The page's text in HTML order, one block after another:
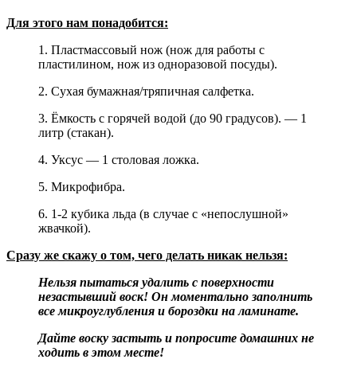
Для этого нам понадобится:
1. Пластмассовый нож (нож для работы с
пластилином, нож из одноразовой посуды).
2. Сухая бумажная/тряпичная салфетка.
3. Ёмкость с горячей водой (до 90 градусов). — 1
литр (стакан).
4. Уксус — 1 столовая ложка.
5. Микрофибра.
6. 1-2 кубика льда (в случае с «непослушной»
жвачкой).
Сразу же скажу о том, чего делать никак нельзя:
Нельзя пытаться удалить с поверхности
незастывший воск! Он моментально заполнить
все микроуглубления и бороздки на ламинате.
Дайте воску застыть и попросите домашних не
ходить в этом месте!